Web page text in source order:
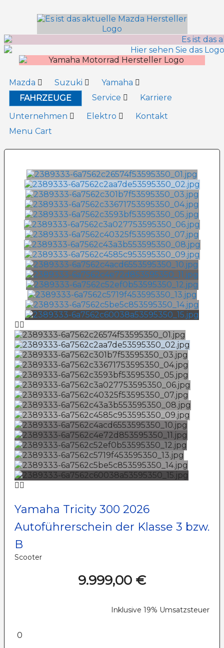
springen
Mazda Suzuki
Yamaha
FAHRZEUGE
Service
Karriere
Unternehmen
Elektro
Kontakt
Menu Cart
Yamaha Tricity 300 2026
Autoführerschein der Klasse 3 bzw.
B
Scooter
9.999,00 €
Inklusive 19% Umsatzsteuer
0